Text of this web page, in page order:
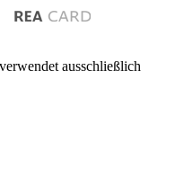
ausschließlich